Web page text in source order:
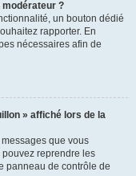
?
un bouton dédié
rapporter. En
nécessaires afin de
» affiché lors de la
messages que vous
reprendre les
panneau de contrôle de